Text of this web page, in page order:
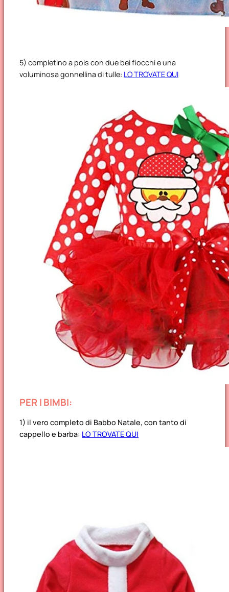
5) completino a pois con due bei fiocchi e una
voluminosa gonnellina di tulle: LO TROVATE QUI
PER I BIMBI:
1) il vero completo di Babbo Natale, con tanto di
cappello e barba: LO TROVATE QUI